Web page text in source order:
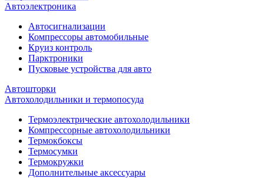
Автоэлектроника
Автосигнализации
Компрессоры автомобильные
Круиз контроль
Парктроники
Пусковые устройства для авто
Автошторки
Автохолодильники и термопосуда
Термоэлектрические автохолодильники
Компрессорные автохолодильники
Термокбоксы
Термосумки
Термокружки
Дополнительные аксессуары